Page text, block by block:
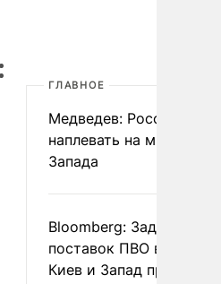
ГЛАВНОЕ
Медведев: России
наплевать на мнение
Запада
Bloomberg: Задержка
поставок ПВО вынудит
Киев и Запад принять